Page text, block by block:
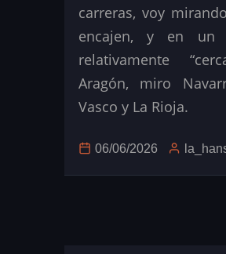
carreras, voy
encajen, y en un
relativamente
Aragón, miro
Vasco y La Rioja.
06/06/2026